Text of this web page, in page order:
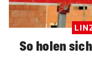
So holen